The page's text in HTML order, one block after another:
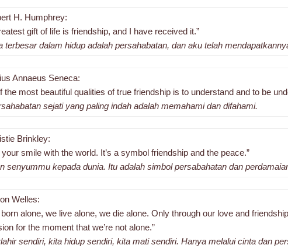
H. Humphrey:
gift of life is friendship, and I have received it.”
terbesar dalam hidup adalah persahabatan, dan aku telah
Annaeus Seneca:
the most beautiful qualities of true friendship is to understand and to be
sejati yang paling indah adalah memahami dan difahami.
Brinkley:
your smile with the world. It’s a symbol friendship and the peace.”
senyummu kepada dunia. Itu adalah simbol persabahatan dan
Welles:
born alone, we live alone, we die alone. Only through our love and
for the moment that we’re not alone.”
sendiri, kita hidup sendiri, kita mati sendiri. Hanya melalui cinta dan